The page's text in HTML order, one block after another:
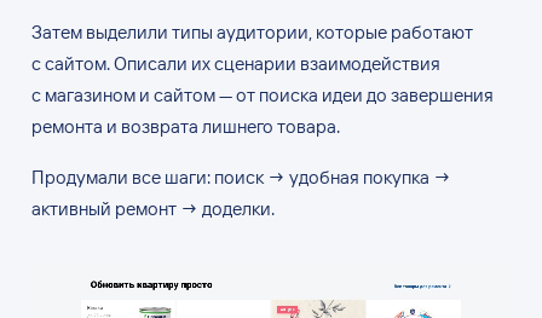
Затем выделили типы аудитории, которые работают
с сайтом. Описали их сценарии взаимодействия
с магазином и сайтом — от поиска идеи до завершения
ремонта и возврата лишнего товара.
Продумали все шаги: поиск → удобная покупка →
активный ремонт → доделки.